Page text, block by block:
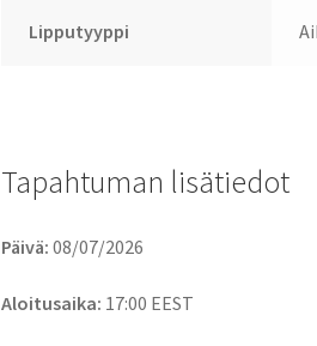
Lipputyyppi
Tapahtuman lisätiedot
Päivä:08/07/2026
Aloitusaika: 17:00 EEST